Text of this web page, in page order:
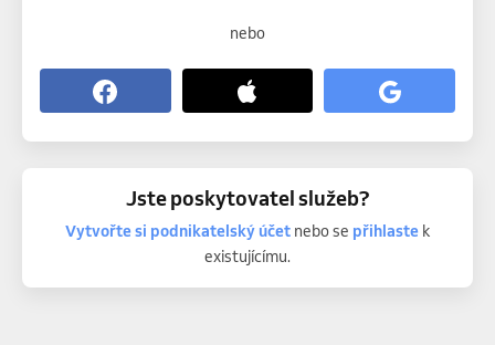
nebo
Jste poskytovatel služeb?
Vytvořte si podnikatelský účetnebo se přihlastek
existujícímu.